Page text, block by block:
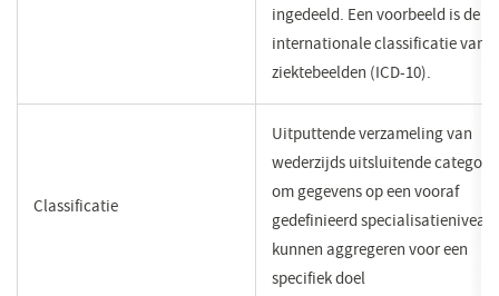
ingedeeld. Een voorbeeld is de
internationale classificatie van
ziektebeelden (ICD-10).
Classificatie
Uitputtende verzameling van
wederzijds uitsluitende
om gegevens op een vooraf
gedefinieerd specialisatieniveau
kunnen aggregeren voor een
specifiek doel